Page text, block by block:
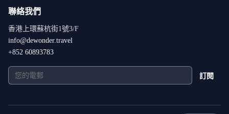
聯絡我們
香港上環蘇杭街1號3/F
info@dewonder.travel
+852 60893783
訂閱